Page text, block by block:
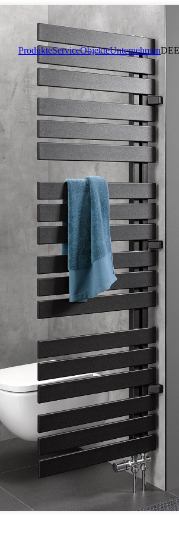
ProdukteServiceObjekteUnternehmenDE